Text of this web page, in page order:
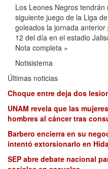
Los Leones Negros
siguiente juego de la Liga
goleados la jornada
12 del día en el estadio
Nota completa »
Notisistema
Últimas noticias
Choque entre deja dos
UNAM revela que las
hombres al cáncer tras
Barbero encierra en su
intentó extorsionarlo en
SEP abre debate nacional